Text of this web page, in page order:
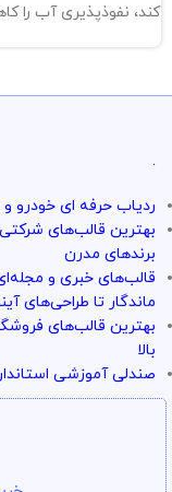
کند، نفوذپذیری آب را
.
ردیاب حرفه ای خودرو و
بهترین قالب‌های
برندهای مدرن
قالب‌های خبری و
ماندگار تا طراحی‌های
بهترین قالب‌های
بالا
صندلی آموزشی